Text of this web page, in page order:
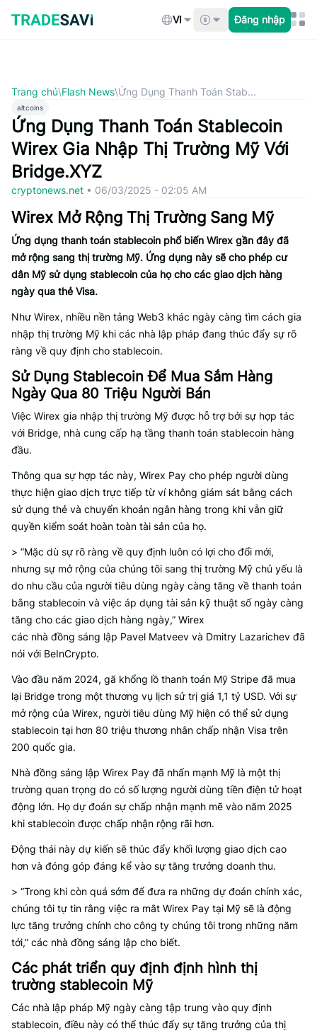
qua
nội
VI Đăng nhập
Trang chủ\Flash News\Ứng Dụng Thanh Toán Stab...
altcoins
Ứng Dụng Thanh Toán Stablecoin
Wirex Gia Nhập Thị Trường Mỹ Với
Bridge.XYZ
cryptonews.net • 06/03/2025 - 02:05 AM
Wirex Mở Rộng Thị Trường Sang Mỹ
Ứng dụng thanh toán stablecoin phổ biến Wirex gần đây đã
mở rộng sang thị trường Mỹ. Ứng dụng này sẽ cho phép cư
dân Mỹ sử dụng stablecoin của họ cho các giao dịch hàng
ngày qua thẻ Visa.
Như Wirex, nhiều nền tảng Web3 khác ngày càng tìm cách gia
nhập thị trường Mỹ khi các nhà lập pháp đang thúc đẩy sự rõ
ràng về quy định cho stablecoin.
Sử Dụng Stablecoin Để Mua Sắm Hàng
Ngày Qua 80 Triệu Người Bán
Việc Wirex gia nhập thị trường Mỹ được hỗ trợ bởi sự hợp tác
với Bridge, nhà cung cấp hạ tầng thanh toán stablecoin hàng
đầu.
Thông qua sự hợp tác này, Wirex Pay cho phép người dùng
thực hiện giao dịch trực tiếp từ ví không giám sát bằng cách
sử dụng thẻ và chuyển khoản ngân hàng trong khi vẫn giữ
quyền kiểm soát hoàn toàn tài sản của họ.
> “Mặc dù sự rõ ràng về quy định luôn có lợi cho đổi mới,
nhưng sự mở rộng của chúng tôi sang thị trường Mỹ chủ yếu là
do nhu cầu của người tiêu dùng ngày càng tăng về thanh toán
bằng stablecoin và việc áp dụng tài sản kỹ thuật số ngày càng
tăng cho các giao dịch hàng ngày,” Wirex
các nhà đồng sáng lập Pavel Matveev và Dmitry Lazarichev đã
nói với BeInCrypto.
Vào đầu năm 2024, gã khổng lồ thanh toán Mỹ Stripe đã mua
lại Bridge trong một thương vụ lịch sử trị giá 1,1 tỷ USD. Với sự
mở rộng của Wirex, người tiêu dùng Mỹ hiện có thể sử dụng
stablecoin tại hơn 80 triệu thương nhân chấp nhận Visa trên
200 quốc gia.
Nhà đồng sáng lập Wirex Pay đã nhấn mạnh Mỹ là một thị
trường quan trọng do có số lượng người dùng tiền điện tử hoạt
động lớn. Họ dự đoán sự chấp nhận mạnh mẽ vào năm 2025
khi stablecoin được chấp nhận rộng rãi hơn.
Động thái này dự kiến sẽ thúc đẩy khối lượng giao dịch cao
hơn và đóng góp đáng kể vào sự tăng trưởng doanh thu.
> “Trong khi còn quá sớm để đưa ra những dự đoán chính xác,
chúng tôi tự tin rằng việc ra mắt Wirex Pay tại Mỹ sẽ là động
lực tăng trưởng chính cho công ty chúng tôi trong những năm
tới,” các nhà đồng sáng lập cho biết.
Các phát triển quy định định hình thị
trường stablecoin Mỹ
Các nhà lập pháp Mỹ ngày càng tập trung vào quy định
stablecoin, điều này có thể thúc đẩy sự tăng trưởng của thị